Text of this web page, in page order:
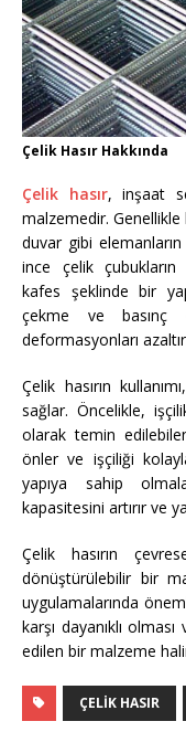
Çelik Hasır Hakkında
Çelik hasır, inşaat
malzemedir.
duvar gibi elemanların
ince çelik çubukların
kafes şeklinde bir
çekme ve basınç
deformasyonları
Çelik hasırın
sağlar. Öncelikle,
olarak temin
önler ve işçiliği
yapıya sahip
kapasitesini artırır ve
Çelik hasırın
dönüştürülebilir bir
uygulamalarında
karşı dayanıklı
edilen bir malzeme
ÇELIK HASIR